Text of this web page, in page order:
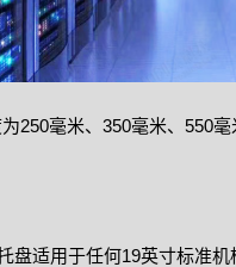
250毫米、350毫米、550
适用于任何19英寸标准